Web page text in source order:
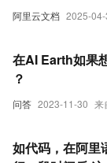
阿里云文档 2025-
问答 2023-11-30 来
在AI Earth如果想代码
？
如代码，在阿里